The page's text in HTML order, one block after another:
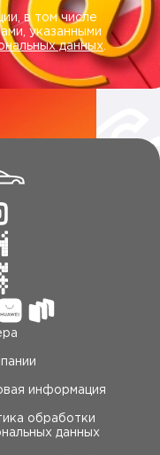
в том числе
указанными
данных
информация
обработки
данных